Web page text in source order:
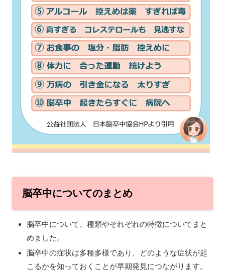
脳卒中についてのまとめ
脳卒中について、種類やそれぞれの特徴についてまと
めました。
脳卒中の症状は多種多様であり、どのような症状が起
こるかを知っておくことが早期発見につながります。